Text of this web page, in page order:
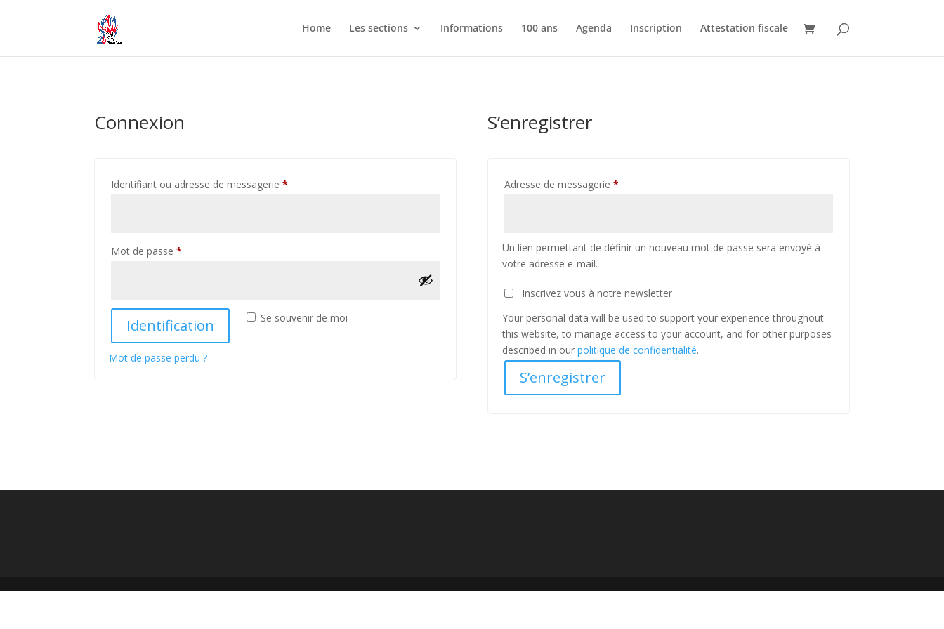
Home Les sections Informations 100 ans Agenda Inscription Attestation fiscale
Connexion
Identifiant ou adresse de messagerie*
Mot de passe*
Se souvenir de moi
Identification
Mot de passe perdu ?
S’enregistrer
Adresse de messagerie *Obligatoire
Un lien permettant de définir un nouveau mot de passe sera envoyé à
votre adresse e-mail.
Inscrivez vous à notre newsletter
Your personal data will be used to support your experience throughout
this website, to manage access to your account, and for other purposes
described in our politique de confidentialité.
S’enregistrer